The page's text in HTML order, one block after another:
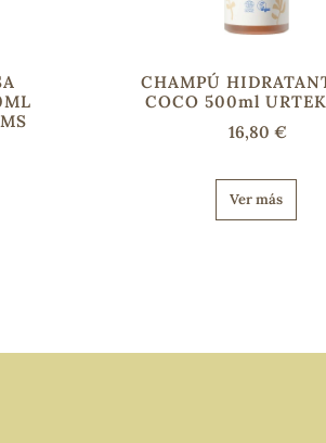
CHAMPÚ
COCO 500ml
16,80 €
Ver más